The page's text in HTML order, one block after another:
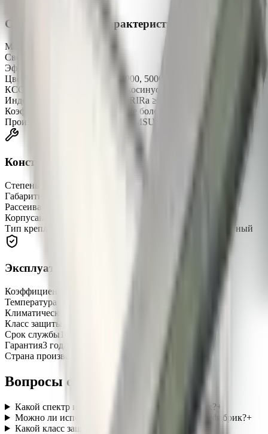
Светотехнические характеристики
Мощность
Световой поток
Эффективность
Цветовая температура
3000, 4000, 5000 K
КСС (кривая силы света)
«Д» косинусная
Индекс цветопередачи (CRI)
CRIRa ≥ 80
Коэффициент пульсации (Кп)
не более 1%
Производитель светодиодов
SAMSUNG
Конструкция
Степень защиты
Габаритные размеры
Рассеиватель
Корпусанодированный алюминиевый профиль
Тип крепления
подвесной (на трос), накладной, поворотный
Эксплуатация и надёжность
Коэффициент мощности (Pf)
Температура эксплуатации
Климатическое исполнение
Класс защиты от поражения током
Срок службы100 000 часов
Гарантия3 года
Страна производства
Вопросы о категории
Какой спектр используется в фитосветильниках?+
Можно ли использовать светильники для птицефабрик?+
Какой класс защиты нужен для животноводческих